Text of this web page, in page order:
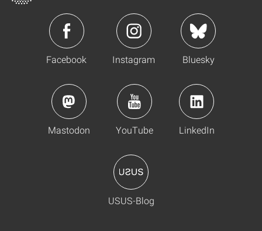
Facebook Instagram Bluesky
Mastodon YouTube LinkedIn
USUS-Blog